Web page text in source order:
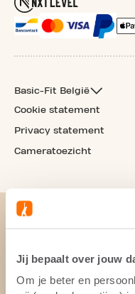
Jij bepaalt over jouw
Om je beter en
Basic-Fit België
Cookie statement
Privacy statement
Cameratoezicht